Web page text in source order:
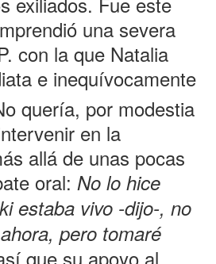
una severa
con la que Natalia
e inequívocamente
quería, por modestia
en la
allá de unas pocas
oral: No lo hice
estaba vivo -dijo-, no
pero tomaré
que su apoyo al